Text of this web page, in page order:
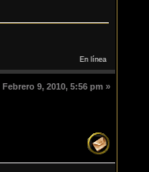
En línea
Febrero 9, 2010, 5:56 pm »